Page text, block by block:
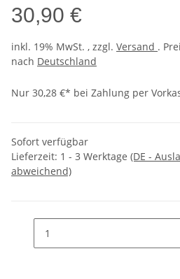
30,90 €
inkl. 19% MwSt. , zzgl. Versand .
nach Deutschland
Nur 30,28 €* bei Zahlung per
Sofort verfügbar
Lieferzeit: 1 - 3 Werktage (DE -
abweichend)